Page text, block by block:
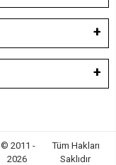
© 2011 -
2026
Tüm Hakları
Saklıdır